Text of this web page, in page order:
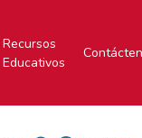
Recursos
Educativos